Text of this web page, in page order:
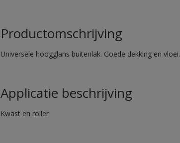
Productomschrijving
Universele hoogglans buitenlak. Goede dekking en vloei.
Applicatie beschrijving
Kwast en roller